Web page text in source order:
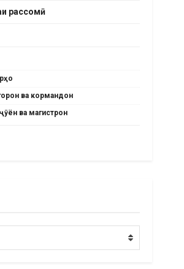
рассомӣ
ва кормандон
ва магистрон